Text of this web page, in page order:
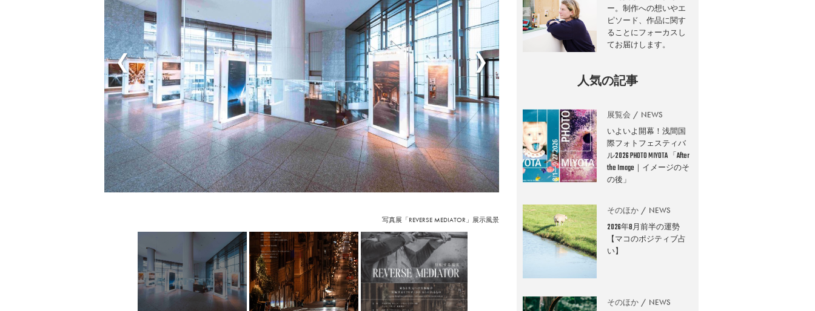
写真展「REVERSE MEDIATOR」展示風景
ー。制作への想いやエ
ピソード、作品に関す
ることにフォーカスし
てお届けします。
人気の記事
展覧会 NEWS
いよいよ開幕！浅間国
際フォトフェスティバ
ル2026 PHOTO MIYOTA 「After
the Image｜イメージのそ
の後」
そのほか NEWS
2026年8月前半の運勢
【マコのポジティブ占
い】
そのほか NEWS